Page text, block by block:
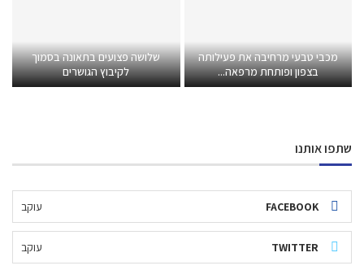
מכבי טבעי מרחיבה את פעילותה
בצפון ופותחת מרפאה...
שלושה פצועים בתאונה בסמוך
לקיבוץ הגושרים
שתפו אותנו
FACEBOOK עוקב
TWITTER עוקב